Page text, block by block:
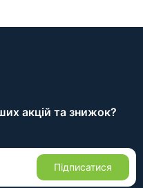
акцій та знижок?
Підписатися